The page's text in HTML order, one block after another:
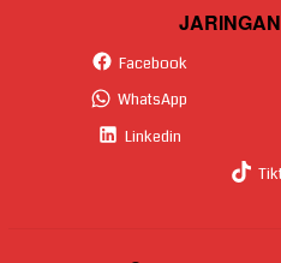
Facebook
WhatsApp
Linkedin